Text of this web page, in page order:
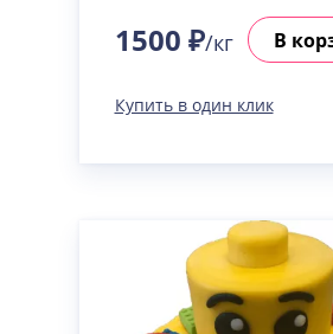
1500 ₽/кг В
Купить в один клик